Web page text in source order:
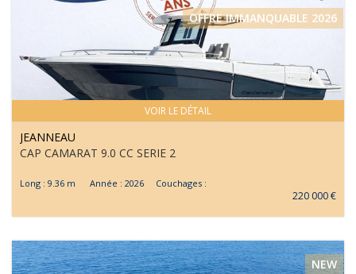
VOIR LE DÉTAIL
OFFRE IMMANQUABLE 2026
JEANNEAU
CAP CAMARAT 9.0 CC SERIE 2
Long : 9.36 m Année : 2026 Couchages :
220 000 €
NEW